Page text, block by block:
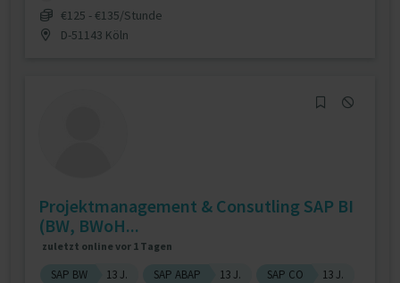
€125 - €135/Stunde
D-51143 Köln
Projektmanagement & Consutling SAP BI
(BW, BWoH...
zuletzt online vor 1 Tagen
SAP BW 13 J. SAP ABAP 13 J. SAP CO
13 J.